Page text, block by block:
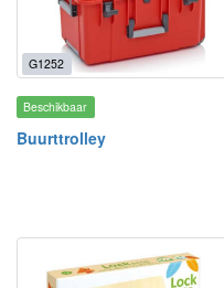
G1252
Beschikbaar
Buurttrolley